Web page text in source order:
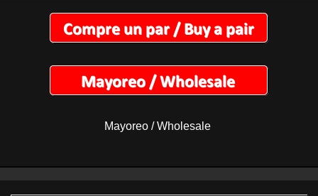
Mayoreo / Wholesale